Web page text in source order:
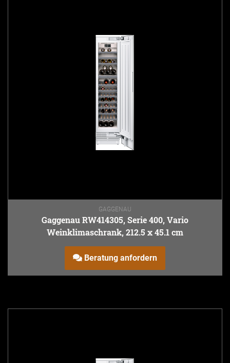
GAGGENAU
Gaggenau RW414305, Serie 400, Vario
Weinklimaschrank, 212.5 x 45.1 cm
Beratung anfordern